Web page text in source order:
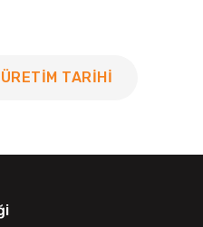
ÜRETİM TARİHİ